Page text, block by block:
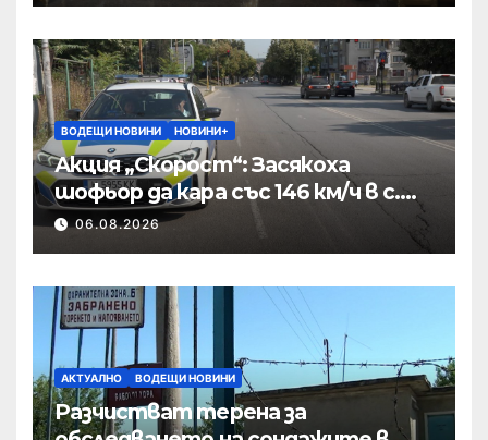
ВОДЕЩИ НОВИНИ НОВИНИ+
Акция „Скорост“: Засякоха
шофьор да кара със 146 км/ч в с.
Пристое
06.08.2026
АКТУАЛНО ВОДЕЩИ НОВИНИ
Разчистват терена за